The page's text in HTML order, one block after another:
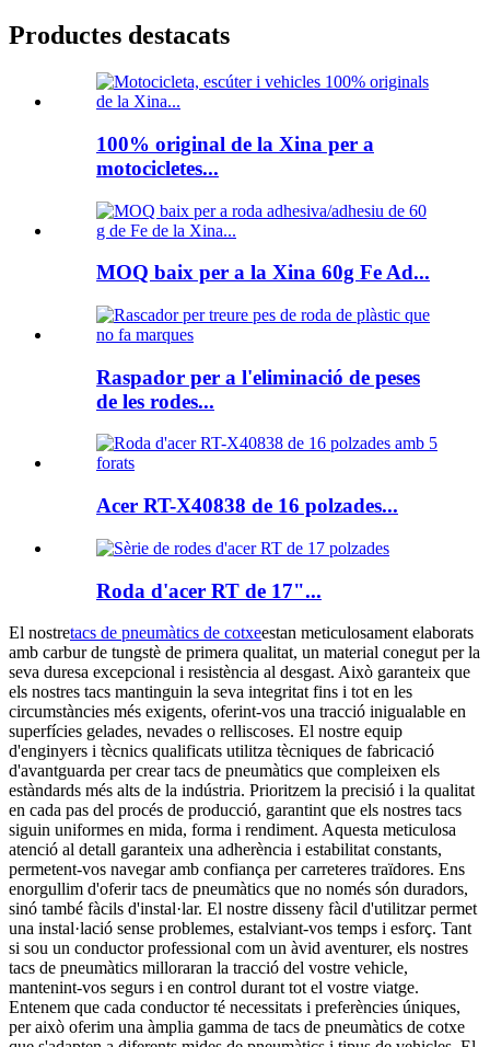
Productes destacats
100% original de la Xina per a
motocicletes...
MOQ baix per a la Xina 60g Fe Ad...
Raspador per a l'eliminació de peses
de les rodes...
Acer RT-X40838 de 16 polzades...
Roda d'acer RT de 17"...
El nostretacs de pneumàtics de cotxeestan meticulosament elaborats
amb carbur de tungstè de primera qualitat, un material conegut per la
seva duresa excepcional i resistència al desgast. Això garanteix que
els nostres tacs mantinguin la seva integritat fins i tot en les
circumstàncies més exigents, oferint-vos una tracció inigualable en
superfícies gelades, nevades o relliscoses. El nostre equip
d'enginyers i tècnics qualificats utilitza tècniques de fabricació
d'avantguarda per crear tacs de pneumàtics que compleixen els
estàndards més alts de la indústria. Prioritzem la precisió i la qualitat
en cada pas del procés de producció, garantint que els nostres tacs
siguin uniformes en mida, forma i rendiment. Aquesta meticulosa
atenció al detall garanteix una adherència i estabilitat constants,
permetent-vos navegar amb confiança per carreteres traïdores. Ens
enorgullim d'oferir tacs de pneumàtics que no només són duradors,
sinó també fàcils d'instal·lar. El nostre disseny fàcil d'utilitzar permet
una instal·lació sense problemes, estalviant-vos temps i esforç. Tant
si sou un conductor professional com un àvid aventurer, els nostres
tacs de pneumàtics milloraran la tracció del vostre vehicle,
mantenint-vos segurs i en control durant tot el vostre viatge.
Entenem que cada conductor té necessitats i preferències úniques,
per això oferim una àmplia gamma de tacs de pneumàtics de cotxe